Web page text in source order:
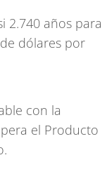
2.740 años para
dólares por
con la
el Producto